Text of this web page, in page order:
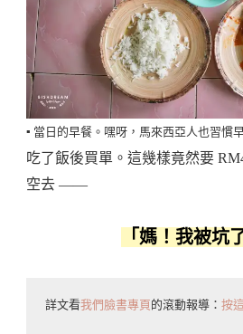
▪️ 當日的早餐。嘿呀，馬來西亞人也習慣
吃了飯後買單。這幾樣竟然要
空去 ——
「媽！我被坑
詳文看我們臉書專頁 的滾動報導： 按